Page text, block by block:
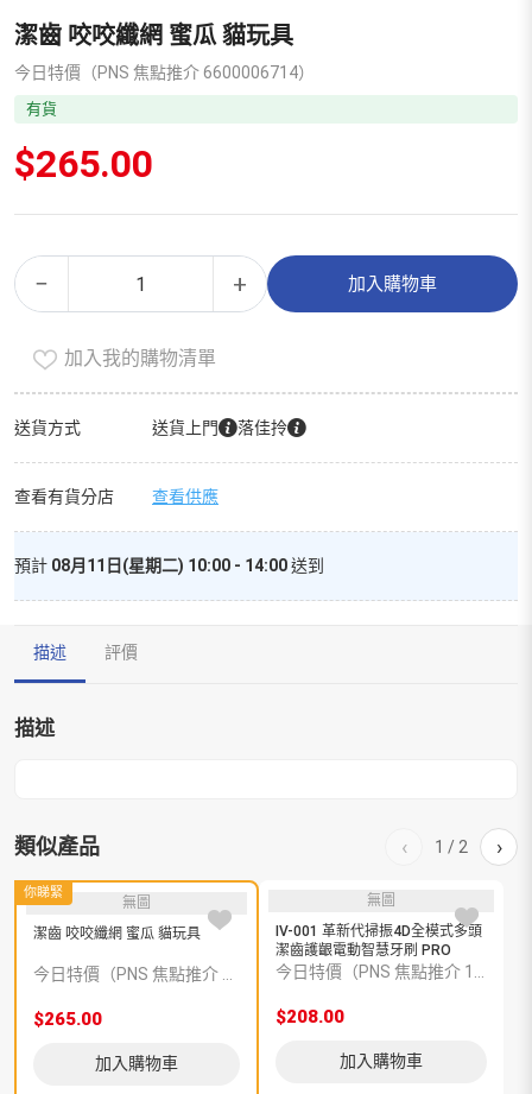
潔齒 咬咬纖網 蜜瓜 貓玩具
今日特價（PNS 焦點推介 6600006714）
有貨
$265.00
−
潔
齒
纖
網
貓
玩
具
數
+ 加入購物車
Alternative:
加入我的購物清單
送貨方式 送貨上門 落佳拎
查看有貨分店 查看供應
預計 08月11日(星期二) 10:00 - 14:00送到
描述 評價
描述
類似產品 ‹ 1 / 2 ›
你睇緊
無圖
潔齒 咬咬纖網 蜜瓜 貓玩具
今日特價（PNS 焦點推介 6600006714）
$265.00
加入購物車
無圖
IV-001 革新代掃振4D全模式多頭
潔齒護齦電動智慧牙刷 PRO
今日特價（PNS 焦點推介 13494206）
$208.00
加入購物車